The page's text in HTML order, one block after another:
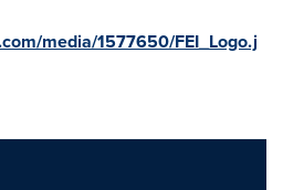
media/1577650/FEI_Logo.j